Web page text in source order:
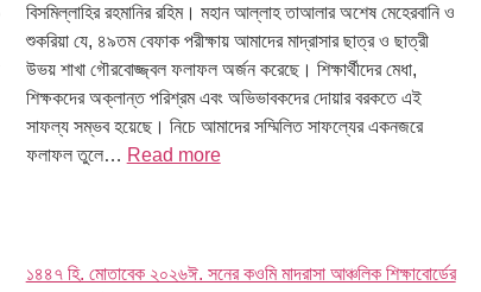
বিসমিল্লাহির রহমানির রহিম। মহান আল্লাহ তাআলার অশেষ মেহেরবানি ও
শুকরিয়া যে, ৪৯তম বেফাক পরীক্ষায় আমাদের মাদ্রাসার ছাত্র ও ছাত্রী
উভয় শাখা গৌরবোজ্জ্বল ফলাফল অর্জন করেছে। শিক্ষার্থীদের মেধা,
শিক্ষকদের অক্লান্ত পরিশ্রম এবং অভিভাবকদের দোয়ার বরকতে এই
সাফল্য সম্ভব হয়েছে। নিচে আমাদের সম্মিলিত সাফল্যের একনজরে
ফলাফল তুলে… Read more
১৪৪৭ হি. মোতাবেক ২০২৬ঈ. সনের কওমি মাদরাসা আঞ্চলিক শিক্ষাবোর্ডের